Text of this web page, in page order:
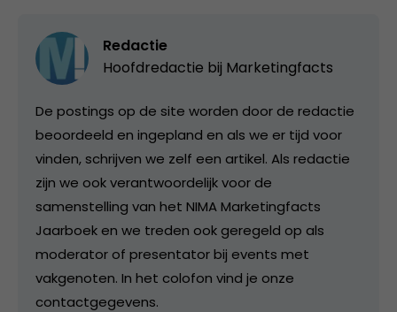
Redactie
Hoofdredactie bij Marketingfacts
De postings op de site worden door de redactie
beoordeeld en ingepland en als we er tijd voor
vinden, schrijven we zelf een artikel. Als redactie
zijn we ook verantwoordelijk voor de
samenstelling van het NIMA Marketingfacts
Jaarboek en we treden ook geregeld op als
moderator of presentator bij events met
vakgenoten. In het colofon vind je onze
contactgegevens.